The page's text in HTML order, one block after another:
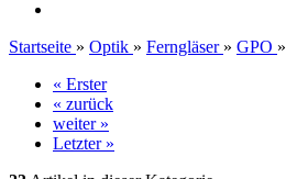
Startseite » Optik » Ferngläser » GPO »
« Erster
« zurück
weiter »
Letzter »